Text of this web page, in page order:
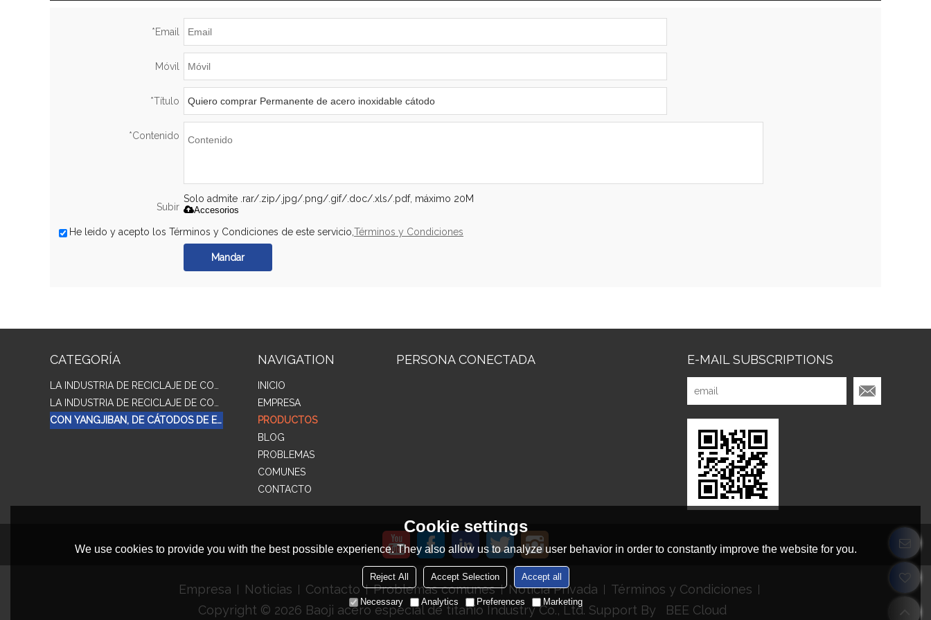
*Email
Móvil
*Título
*Contenido
Subir
Solo admite .rar/.zip/.jpg/.png/.gif/.doc/.xls/.pdf, máximo 20M
Accesorios
He leido y acepto los Términos y Condiciones de este servicio, Términos y Condiciones
Mandar
CATEGORÍA
CON YANGJIBAN, DE CÁTODOS DE ELECTRÓLISIS
NAVIGATION
INICIO
EMPRESA
PRODUCTOS
BLOG
PROBLEMAS
COMUNES
CONTACTO
PERSONA CONECTADA E-MAIL SUBSCRIPTIONS
Empresa Noticias Contacto Problemas comunes Noticia Privada
Términos y Condiciones
Copyright © 2026 Baoji acero especial de titanio Industry Co., Ltd. Support By BEE Cloud
Cookie settings
We use cookies to provide you with the best possible experience. They also allow us to analyze user behavior in order to constantly improve the website for you.
Reject All Accept Selection Accept all
Necessary Analytics Preferences Marketing